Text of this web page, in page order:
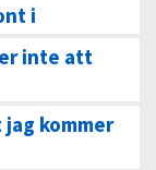
i
inte att
kommer